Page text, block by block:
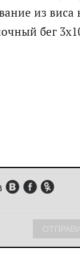
из виса
бег